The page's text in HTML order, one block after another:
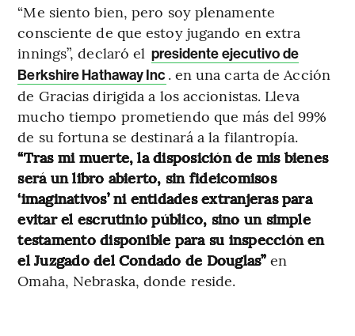
“Me siento bien, pero soy plenamente
consciente de que estoy jugando en extra
innings”, declaró el presidente ejecutivo de
Berkshire Hathaway Inc . en una carta de Acción
de Gracias dirigida a los accionistas. Lleva
mucho tiempo prometiendo que más del 99%
de su fortuna se destinará a la filantropía.
“Tras mi muerte, la disposición de mis bienes
será un libro abierto, sin fideicomisos
‘imaginativos’ ni entidades extranjeras para
evitar el escrutinio público, sino un simple
testamento disponible para su inspección en
el Juzgado del Condado de Douglas”en
Omaha, Nebraska, donde reside.